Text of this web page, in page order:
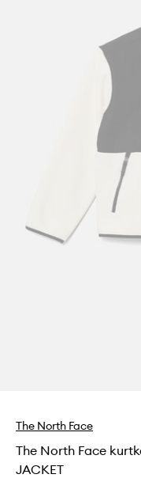
The North Face
The North Face
JACKET